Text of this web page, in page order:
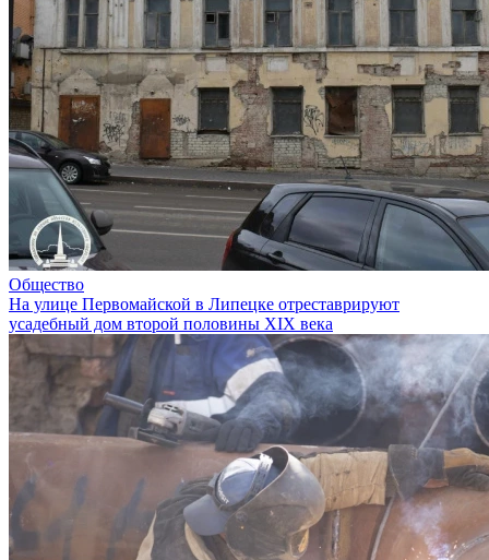
Общество
На улице Первомайской в Липецке отреставрируют
усадебный дом второй половины XIX века